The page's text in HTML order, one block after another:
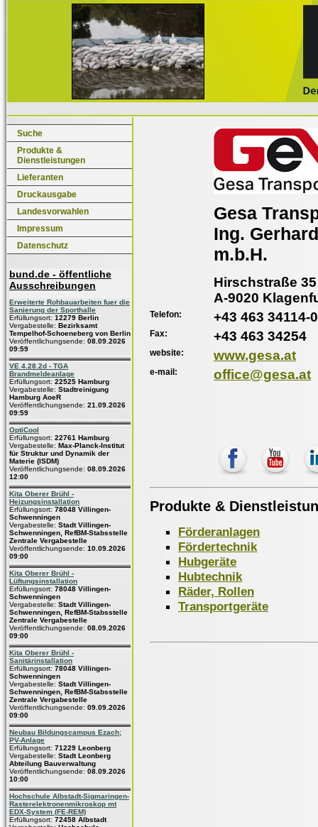
Suche
Produkte &
Dienstleistungen
Lieferanten
Druckausgabe
Landesvorwahlen
Impressum
Datenschutz
bund.de - öffentliche
Ausschreibungen
Erweiterte Rohbauarbeiten fuer die
Sanierung der Sporthalle
Erfüllungsort: 12279 Berlin
Vergabestelle: Bezirksamt
Tempelhof-Schoeneberg von Berlin
Veröffentlichungsende: 08.09.2026
09:59
VE 4.28.2d - TGA
Brandmeldeanlage
Erfüllungsort: 22525 Hamburg
Vergabestelle: Stadtreinigung
Hamburg AoeR
Veröffentlichungsende: 21.09.2026
09:59
OptiCool
Erfüllungsort: 22761 Hamburg
Vergabestelle: Max-Planck-Institut
für Struktur und Dynamik der
Materie (ISDM)
Veröffentlichungsende: 08.09.2026
12:00
Kita Oberer Brühl -
Heizungsinstallation
Erfüllungsort: 78048 Villingen-
Schwenningen
Vergabestelle: Stadt Villingen-
Schwenningen, RefBM-Stabsstelle
Zentrale Vergabestelle
Veröffentlichungsende: 10.09.2026
09:00
Kita Oberer Brühl -
Lüftungsinstallation
Erfüllungsort: 78048 Villingen-
Schwenningen
Vergabestelle: Stadt Villingen-
Schwenningen, RefBM-Stabsstelle
Zentrale Vergabestelle
Veröffentlichungsende: 08.09.2026
09:00
Kita Oberer Brühl -
Sanitärinstallation
Erfüllungsort: 78048 Villingen-
Schwenningen
Vergabestelle: Stadt Villingen-
Schwenningen, RefBM-Stabsstelle
Zentrale Vergabestelle
Veröffentlichungsende: 09.09.2026
09:00
Neubau Bildungscampus Ezach;
PV-Anlage
Erfüllungsort: 71229 Leonberg
Vergabestelle: Stadt Leonberg
Abteilung Bauverwaltung
Veröffentlichungsende: 08.09.2026
10:00
Hochschule Albstadt-Sigmaringen-
Rasterelektronenmikroskop mt
EDX-System (FE-REM)
Erfüllungsort: 72458 Albstadt
Gesa
Ing.
m.b.H.
Hirschstraße 35
A-9020
Telefon: +43 463 34114-0
Fax: +43 463 34254
website: www.gesa.at
e-mail: office@gesa.at
Produkte &
Förderanlagen
Fördertechnik
Hubgeräte
Hubtechnik
Räder, Rollen
Transportgeräte